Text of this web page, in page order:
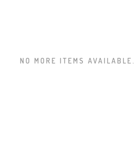
NO MORE ITEMS AVAILABLE.